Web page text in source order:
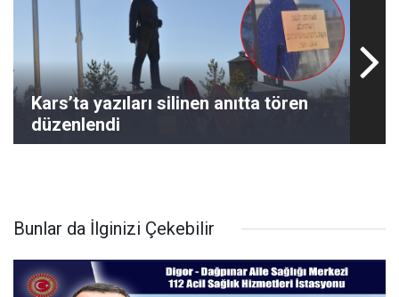
Kars’ta yazıları silinen anıtta tören
düzenlendi
Bunlar da İlginizi Çekebilir